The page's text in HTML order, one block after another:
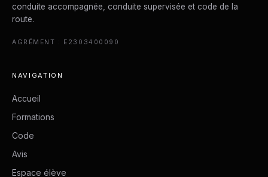
conduite accompagnée, conduite supervisée et code de la
route.
AGRÉMENT : E2303400090
NAVIGATION
Accueil
Formations
Code
Avis
Espace élève